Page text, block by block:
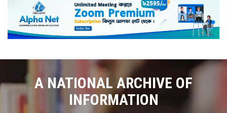
A NATIONAL ARCHIVE OF
INFORMATION